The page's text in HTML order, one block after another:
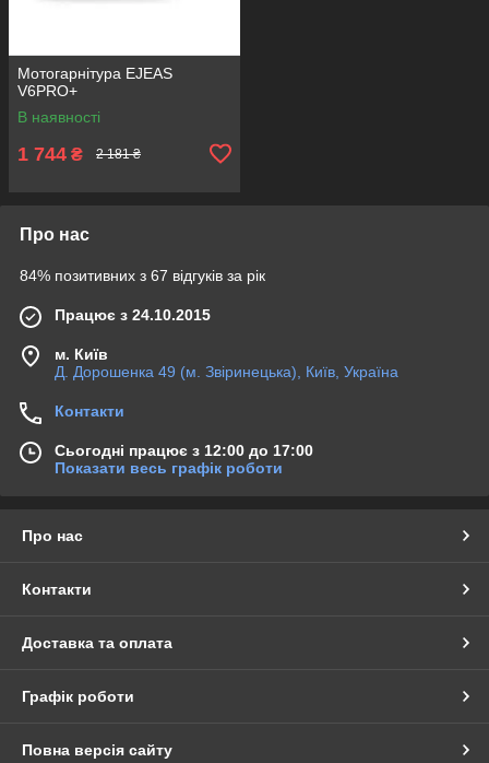
Мотогарнітура EJEAS
V6PRO+
В наявності
1 744 ₴ 2 181 ₴
Про нас
84% позитивних з 67 відгуків за рік
Працює з 24.10.2015
м. Київ
Д. Дорошенка 49 (м. Звіринецька), Київ, Україна
Контакти
Сьогодні працює з 12:00 до 17:00
Показати весь графік роботи
Про нас
Контакти
Доставка та оплата
Графік роботи
Повна версія сайту